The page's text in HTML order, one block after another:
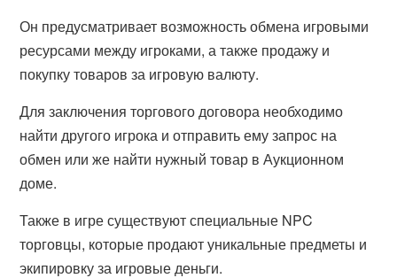
Он предусматривает возможность обмена игровыми
ресурсами между игроками, а также продажу и
покупку товаров за игровую валюту.
Для заключения торгового договора необходимо
найти другого игрока и отправить ему запрос на
обмен или же найти нужный товар в Аукционном
доме.
Также в игре существуют специальные NPC
торговцы, которые продают уникальные предметы и
экипировку за игровые деньги.